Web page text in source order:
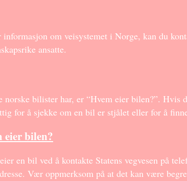
om veisystemet i Norge, kan du
ansatte.
norske bilister har, er “Hvem eier bilen?”.
for å sjekke om en bil er stjålet eller for å
eier bilen?
en bil ved å kontakte Statens vegvesen på
Vær oppmerksom på at det kan være